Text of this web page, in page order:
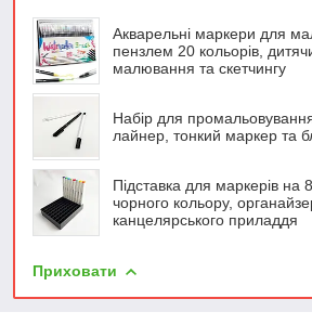
Акварельні маркери для
пензлем 20 кольорів,
малювання та скетчингу
Набір для
лайнер, тонкий маркер та
Підставка для маркерів на
чорного кольору,
канцелярського приладдя
Приховати